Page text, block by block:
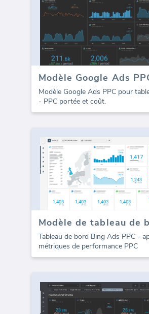
Modèle Google Ads PPC pour
- PPC portée et coût.
Tableau de bord Bing Ads PPC -
métriques de performance PPC